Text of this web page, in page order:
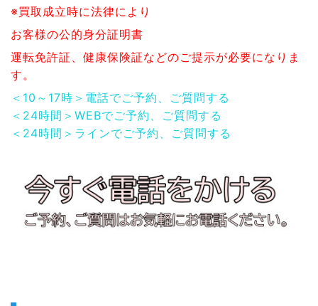
※買取成立時に法律により
お客様の公的身分証明書
運転免許証、健康保険証などのご提示が必要になりま
す。
＜10～17時＞電話でご予約、ご質問する
＜24時間＞WEBでご予約、ご質問する
＜24時間＞ラインでご予約、ご質問する